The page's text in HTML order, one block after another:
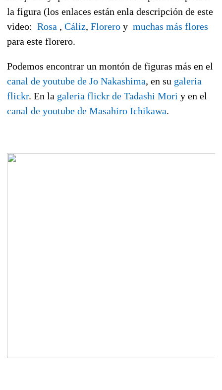
la figura (los enlaces están enla descripción de este
video: Rosa , Cáliz, Florero y muchas más flores
para este florero.
Podemos encontrar un montón de figuras más en el
canal de youtube de Jo Nakashima, en su galeria
flickr. En la galeria flickr de Tadashi Mori y en el
canal de youtube de Masahiro Ichikawa.